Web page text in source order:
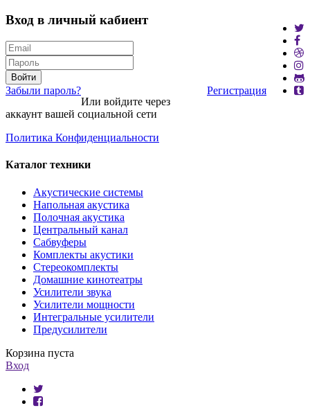
Вход в личный кабиент
Войти
Забыли пароль?
Регистрация
Или войдите через
аккаунт вашей социальной сети
Политика Конфиденциальности
Каталог техники
Акустические системы
Напольная акустика
Полочная акустика
Центральный канал
Сабвуферы
Комплекты акустики
Стереокомплекты
Домашние кинотеатры
Усилители звука
Усилители мощности
Интегральные усилители
Предусилители
Корзина пуста
Вход